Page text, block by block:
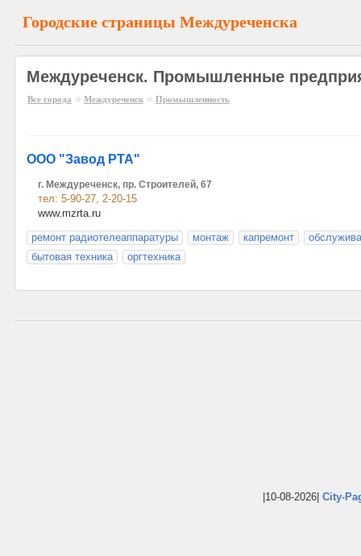
Городские страницы Междуреченска
Междуреченск. Промышленные
Все города » Междуреченск » Промышленность
ООО "Завод РТА"
г. Междуреченск, пр. Строителей, 67
тел: 5-90-27, 2-20-15
www.mzrta.ru
ремонт радиотелеаппаратуры
монтаж капремонт
бытовая техника
оргтехника
|10-08-2026| City-